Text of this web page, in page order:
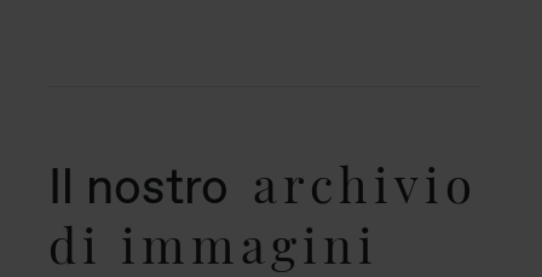
Il nostro archivio
di immagini